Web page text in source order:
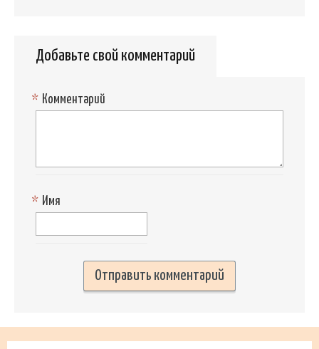
Добавьте свой комментарий
Комментарий
*
Имя
*